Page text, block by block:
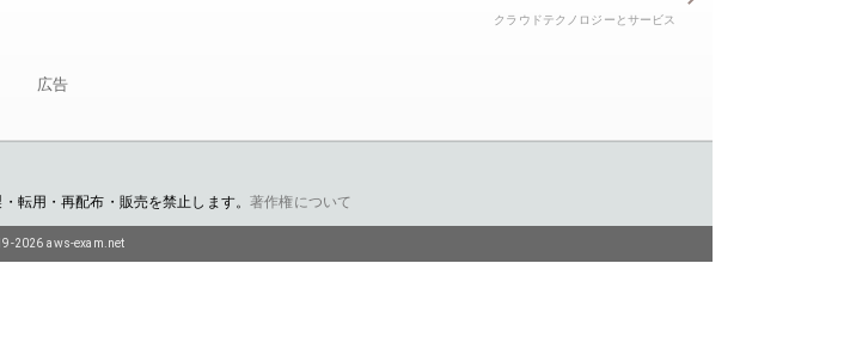
クラウドテクノロジーとサービス
広告
転用・再配布・販売を禁止します。著作権について
2026 aws-exam.net